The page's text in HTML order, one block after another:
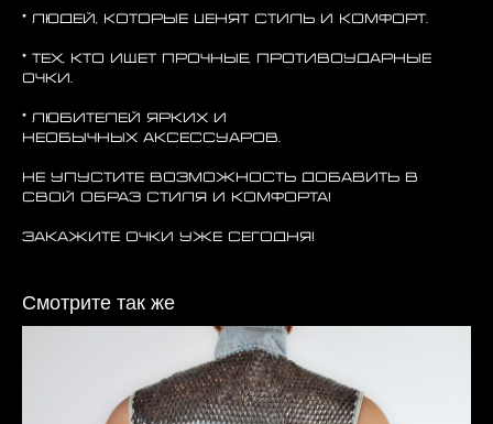
* Людей, которые ценят стиль и комфорт.
* Тех, кто ищет прочные, противоударные
очки.
* Любителей ярких и
необычных аксессуаров.
Не упустите возможность добавить в
свой образ стиля и комфорта!
Закажите очки уже сегодня!
Смотрите так же